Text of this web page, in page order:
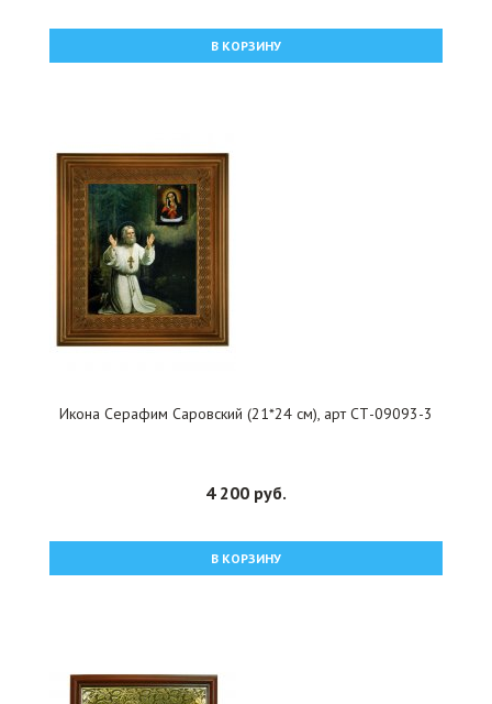
В КОРЗИНУ
Икона Серафим Саровский (21*24 см), арт СТ-09093-3
4 200 руб.
В КОРЗИНУ